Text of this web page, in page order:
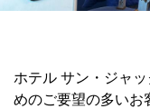
ホテル サン・ジャ
めのご要望の多いお